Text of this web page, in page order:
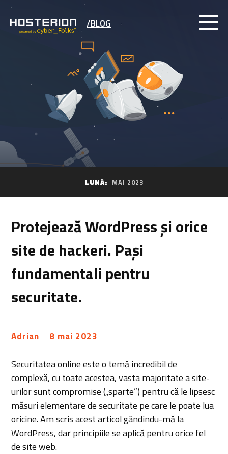
/BLOG
LUNĂ: MAI 2023
Protejează WordPress și orice
site de hackeri. Pași
fundamentali pentru
securitate.
Adrian 8 mai 2023
Securitatea online este o temă incredibil de
complexă, cu toate acestea, vasta majoritate a site-
urilor sunt compromise („sparte”) pentru că le lipsesc
măsuri elementare de securitate pe care le poate lua
oricine. Am scris acest articol gândindu-mă la
WordPress, dar principiile se aplică pentru orice fel
de site web.